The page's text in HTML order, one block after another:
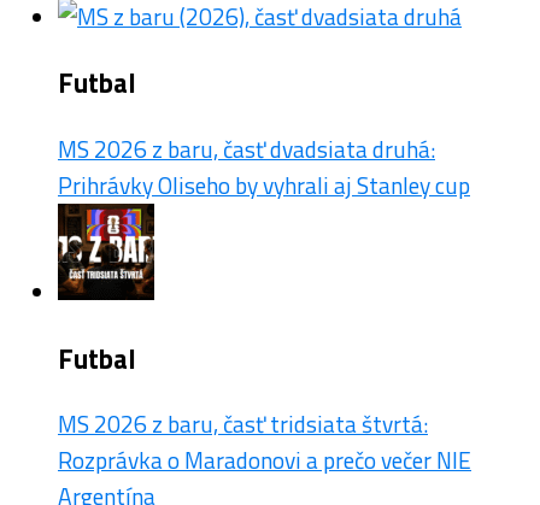
Futbal
MS 2026 z baru, časť dvadsiata druhá:
Prihrávky Oliseho by vyhrali aj Stanley cup
Futbal
MS 2026 z baru, časť tridsiata štvrtá:
Rozprávka o Maradonovi a prečo večer NIE
Argentína